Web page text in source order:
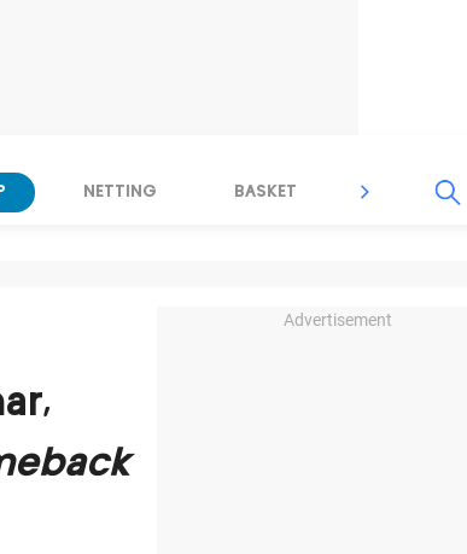
NETTING BASKET SPORT LAIN
Advertisement